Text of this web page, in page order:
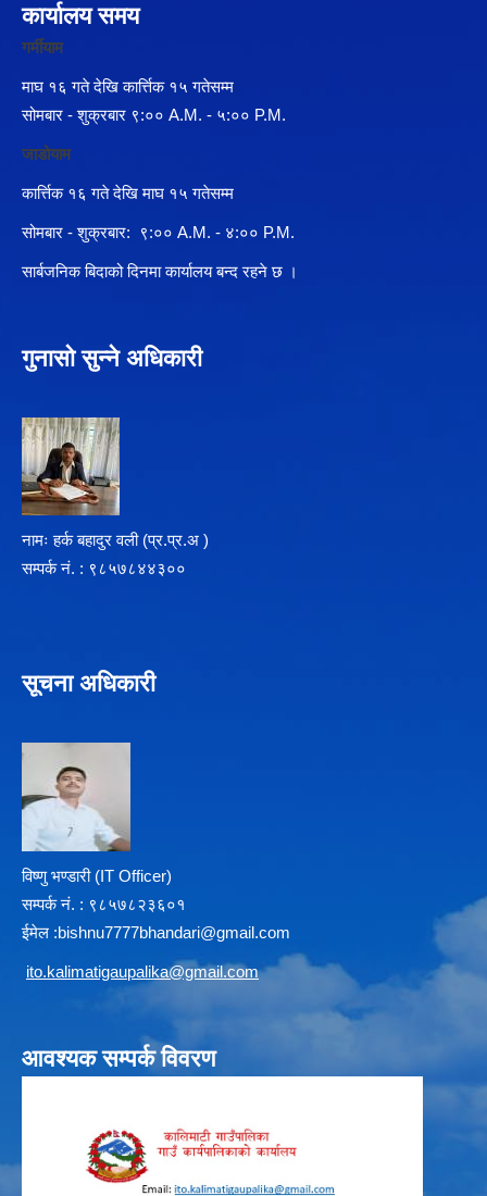
कार्यालय समय
गर्मीयाम
माघ १६ गते देखि कार्त्तिक १५ गतेसम्म
सोमबार - शुक्रबार ९:०० A.M. - ५:०० P.M.
जाडोयाम
कार्त्तिक १६ गते देखि माघ १५ गतेसम्म
सोमबार - शुक्रबार: ९:०० A.M. - ४:०० P.M.
सार्बजनिक बिदाको दिनमा कार्यालय बन्द रहने छ ।
गुनासो सुन्ने अधिकारी
नामः हर्क बहादुर वली (प्र‍.प्र.अ )
सम्पर्क न‌ं. : ९८५७८४४३००
सूचना अधिकारी
विष्णु भण्डारी (IT Officer)
सम्पर्क न‌ं. : ९८५७८२३६०१
ईमेल :bishnu7777bhandari@gmail.com
ito.kalimatigaupalika@gmail.com
आवश्यक सम्पर्क विवरण